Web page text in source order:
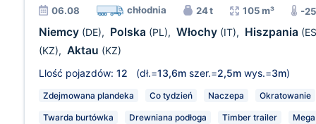
06.08 chłodnia 24 t 105 m³ -
Niemcy (DE), Polska (PL), Włochy (IT), Hiszpania
(KZ), Aktau (KZ)
Llość pojazdów: 12 (dł.=13,6m szer.=2,5m wys.=3m)
Zdejmowana plandeka Co tydzień Naczepa Okratowanie
Twarda burtówka Drewniana podłoga Timber trailer Mega